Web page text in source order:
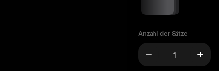
Anzahl der Sätze